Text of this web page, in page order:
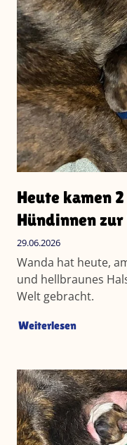
Heute kamen
Hündinnen
29.06.2026
Wanda hat heute,
und hellbraunes
Welt gebracht.
Weiterlesen